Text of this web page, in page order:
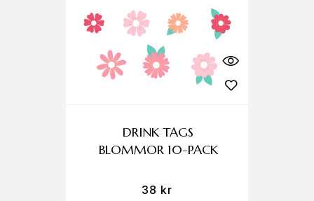
DRINK TAGS
BLOMMOR 10-PACK
38 kr